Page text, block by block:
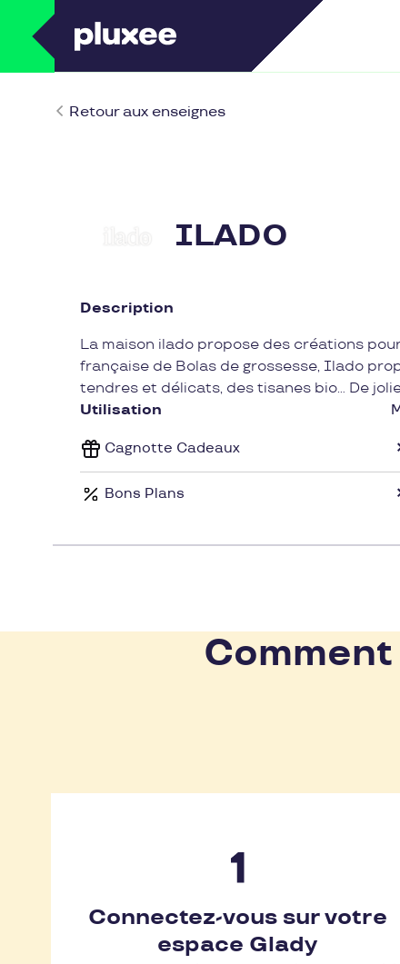
Retour aux enseignes
ILADO
Description
La maison ilado propose des créations
française de Bolas de grossesse, Ilado
tendres et délicats, des tisanes bio... De
le bonheur des mamans et des bébés !
Utilisation
Cagnotte Cadeaux
Bons Plans
Connectez-vous sur votre
espace Glady